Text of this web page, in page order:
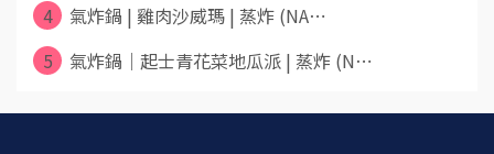
4
氣炸鍋 | 雞肉沙威瑪 | 蒸炸 (NA⋯
5
氣炸鍋｜起士青花菜地瓜派 | 蒸炸 (N⋯